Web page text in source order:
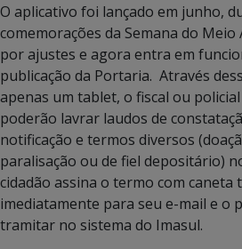
O aplicativo foi lançado em junho,
comemorações da Semana do
por ajustes e agora entra em
publicação da Portaria. Através
apenas um tablet, o fiscal ou
poderão lavrar laudos de
notificação e termos diversos
paralisação ou de fiel depositário)
cidadão assina o termo com caneta
imediatamente para seu e-mail e o
tramitar no sistema do Imasul.